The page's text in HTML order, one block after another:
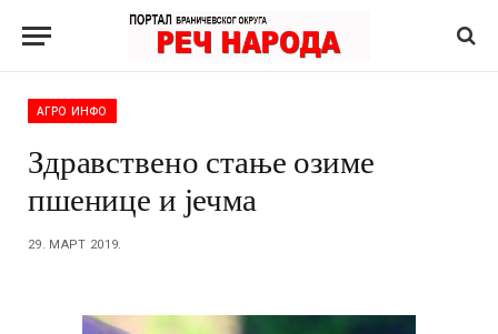
АГРО ИНФО
Здравствено стање озиме
пшенице и јечма
29. МАРТ 2019.